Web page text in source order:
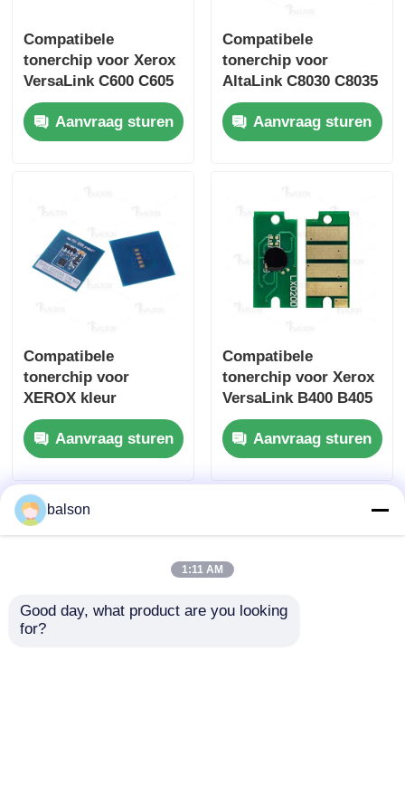
Compatibele
tonerchip voor Xerox
VersaLink C600 C605
cartridge
Aanvraag sturen
Compatibele
tonerchip voor
AltaLink C8030 C8035
C8045 C8055 C8070
printercartridge
Aanvraag sturen
Compatibele
tonerchip voor
XEROX kleur
550/560/570
kopieercartridge
Aanvraag sturen
Compatibele
tonerchip voor Xerox
VersaLink B400 B405
cartridge
Aanvraag sturen
balson
1:11 AM
Good day, what product are you looking
for?